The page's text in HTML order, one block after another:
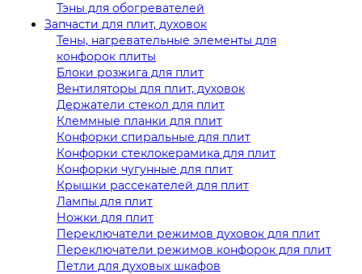
Тэны для обогревателей
Запчасти для плит, духовок
Тены, нагревательные элементы для
конфорок плиты
Блоки розжига для плит
Вентиляторы для плит, духовок
Держатели стекол для плит
Клеммные планки для плит
Конфорки спиральные для плит
Конфорки стеклокерамика для плит
Конфорки чугунные для плит
Крышки рассекателей для плит
Лампы для плит
Ножки для плит
Переключатели режимов духовок для плит
Переключатели режимов конфорок для плит
Петли для духовых шкафов